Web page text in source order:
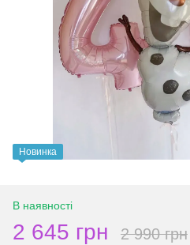
Новинка
В наявності
2 645 грн 2 990 грн